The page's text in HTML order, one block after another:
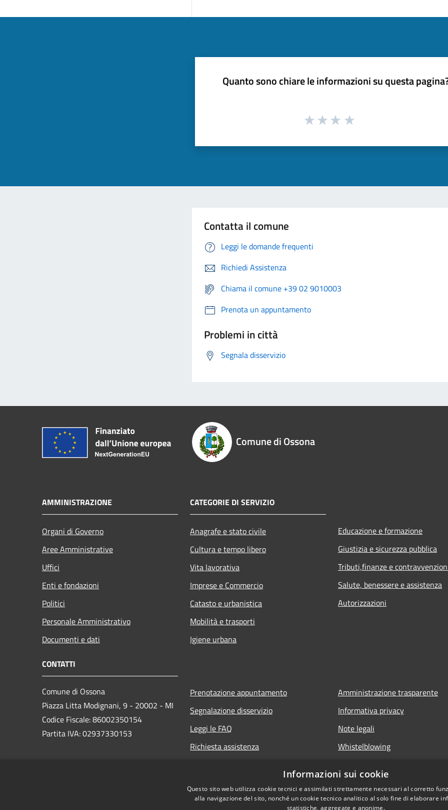
Quanto sono chiare le informazioni su questa
Contatta il comune
Leggi le domande frequenti
Richiedi Assistenza
Chiama il comune +39 02 9010003
Prenota un appuntamento
Problemi in città
Segnala disservizio
Comune di Ossona
AMMINISTRAZIONE
Organi di Governo
Aree Amministrative
Uffici
Enti e fondazioni
Politici
Personale Amministrativo
Documenti e dati
CATEGORIE DI SERVIZIO
Anagrafe e stato civile
Cultura e tempo libero
Vita lavorativa
Imprese e Commercio
Catasto e urbanistica
Mobilità e trasporti
Igiene urbana
Educazione e formazione
Giustizia e sicurezza pubblica
Tributi,finanze e
Salute, benessere e assistenza
Autorizzazioni
CONTATTI
Comune di Ossona
Piazza Litta Modignani, 9 - 20002 - MI
Codice Fiscale: 86002350154
Partita IVA: 02937330153
Prenotazione appuntamento
Segnalazione disservizio
Leggi le FAQ
Richiesta assistenza
Amministrazione trasparente
Informativa privacy
Note legali
Whistelblowing
Informazioni sui cookie
Questo sito web utilizza cookie tecnici e assimilati strettamente necessari al corretto
alla navigazione del sito, nonché un cookie tecnico analitico al solo fine di elaborare
statistiche, aggregate e anonime.